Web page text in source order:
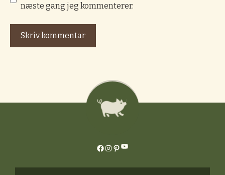
næste gang jeg kommenterer.
Facebook
Instagram
Pinterest
YouTube